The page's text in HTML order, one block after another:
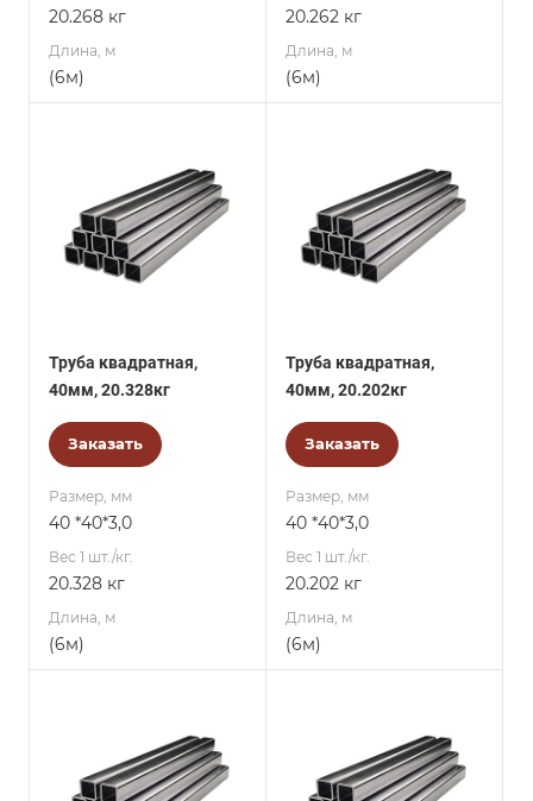
20.268 кг
Длина, м
(6м)
20.262 кг
Длина, м
(6м)
Труба квадратная,
40мм, 20.328кг
Заказать
Размер, мм
40 *40*3,0
Вес 1 шт./кг.
20.328 кг
Длина, м
(6м)
Труба квадратная,
40мм, 20.202кг
Заказать
Размер, мм
40 *40*3,0
Вес 1 шт./кг.
20.202 кг
Длина, м
(6м)